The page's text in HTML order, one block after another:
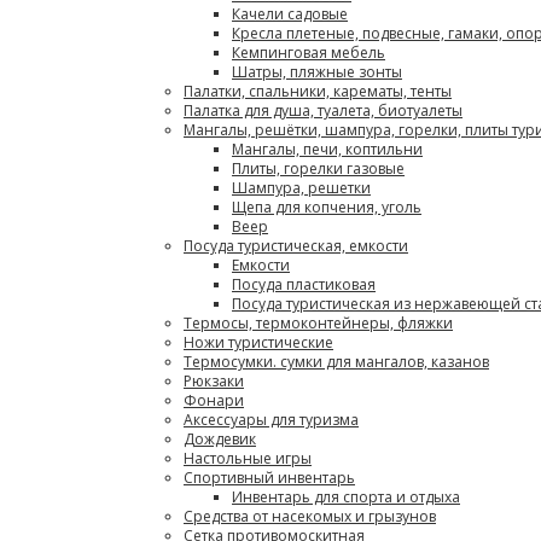
Качели садовые
Кресла плетеные, подвесные, гамаки,
Кемпинговая мебель
Шатры, пляжные зонты
Палатки, спальники, карематы, тенты
Палатка для душа, туалета, биотуалеты
Мангалы, решётки, шампура, горелки, плиты
Мангалы, печи, коптильни
Плиты, горелки газовые
Шампура, решетки
Щепа для копчения, уголь
Веер
Посуда туристическая, емкости
Емкости
Посуда пластиковая
Посуда туристическая из нержавеющей
Термосы, термоконтейнеры, фляжки
Ножи туристические
Термосумки. сумки для мангалов, казанов
Рюкзаки
Фонари
Аксессуары для туризма
Дождевик
Настольные игры
Спортивный инвентарь
Инвентарь для спорта и отдыха
Средства от насекомых и грызунов
Сетка противомоскитная